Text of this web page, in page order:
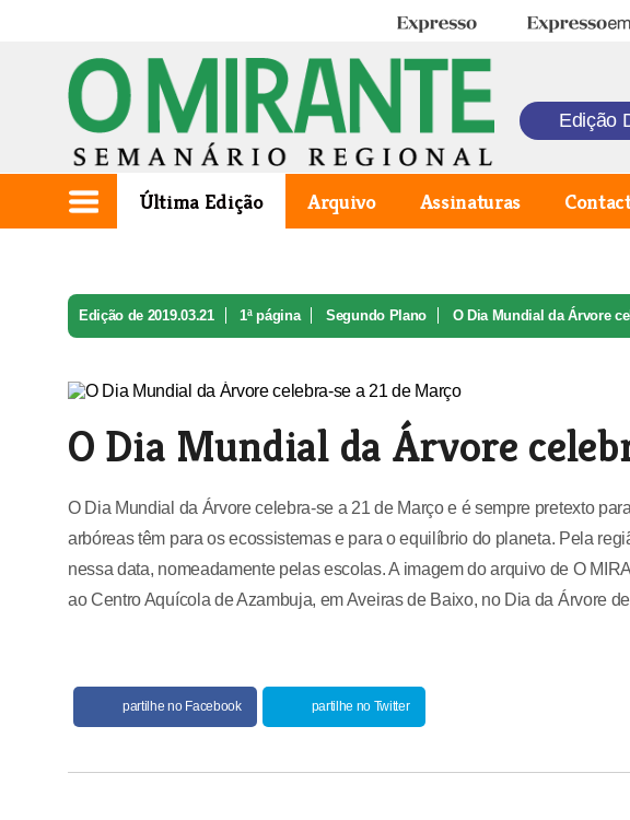
Expresso Expresso
Edição
Última Edição Arquivo Assinaturas
Edição de 2019.03.21 1ª página Segundo Plano O Dia Mundial da Árvore
O Dia Mundial da Árvore
O Dia Mundial da Árvore celebra-se a 21 de Março e é sempre pretexto
arbóreas têm para os ecossistemas e para o equilíbrio do planeta. Pela
nessa data, nomeadamente pelas escolas. A imagem do arquivo de O
ao Centro Aquícola de Azambuja, em Aveiras de Baixo, no Dia da Árvore
partilhe no Facebook partilhe no Twitter